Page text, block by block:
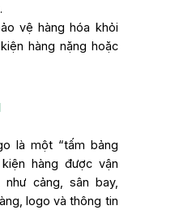
vệ hàng hóa khỏi
hàng nặng hoặc
là một “tấm bảng
hàng được vận
cảng, sân bay,
logo và thông tin